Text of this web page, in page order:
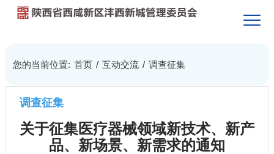
您的当前位置: 首页 / 互动交流 / 调查征集
调查征集
关于征集医疗器械领域新技术、新产
品、新场景、新需求的通知